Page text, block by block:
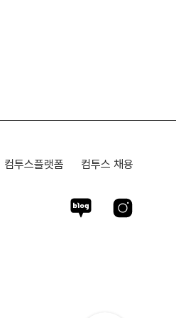
컴투스플랫폼 컴투스 채용